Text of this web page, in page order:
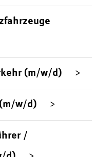
(m/w/d)
w/d)
/